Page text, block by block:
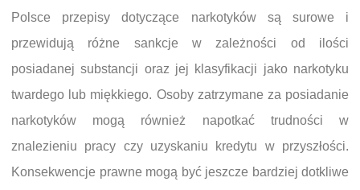
Polsce przepisy dotyczące narkotyków są surowe i
przewidują różne sankcje w zależności od ilości
posiadanej substancji oraz jej klasyfikacji jako narkotyku
twardego lub miękkiego. Osoby zatrzymane za posiadanie
narkotyków mogą również napotkać trudności w
znalezieniu pracy czy uzyskaniu kredytu w przyszłości.
Konsekwencje prawne mogą być jeszcze bardziej dotkliwe